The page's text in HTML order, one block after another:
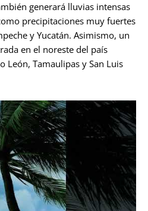
generará lluvias intensas
precipitaciones muy fuertes
y Yucatán. Asimismo, un
en el noreste del país
León, Tamaulipas y San Luis